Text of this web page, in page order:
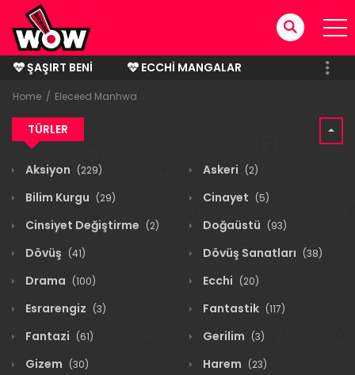
ŞAŞIRT BENI
ECCHI MANGALAR
BITMIŞ MANGALAR
Home Eleceed Manhwa
TÜRLER
Aksiyon (229) Askeri (2)
Bilim Kurgu (29) Cinayet (5)
Cinsiyet Değiştirme (2) Doğaüstü (93)
Dövüş (41) Dövüş Sanatları (38)
Drama (100) Ecchi (20)
Esrarengiz (3) Fantastik (117)
Fantazi (61) Gerilim (3)
Gizem (30) Harem (23)